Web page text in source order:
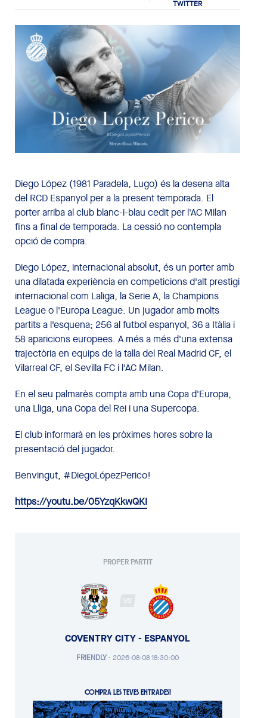
Diego López (1981 Paradela, Lugo) és la desena alta
del RCD Espanyol per a la present temporada. El
porter arriba al club blanc-i-blau cedit per l'AC Milan
fins a final de temporada. La cessió no contempla
opció de compra.
Diego López, internacional absolut, és un porter amb
una dilatada experiència en competicions d'alt prestigi
internacional com Laliga, la Serie A, la Champions
League o l'Europa League. Un jugador amb molts
partits a l'esquena; 256 al futbol espanyol, 36 a Itàlia i
58 aparicions europees. A més a més d'una extensa
trajectòria en equips de la talla del Real Madrid CF, el
Vilarreal CF, el Sevilla FC i l'AC Milan.
En el seu palmarès compta amb una Copa d'Europa,
una Lliga, una Copa del Rei i una Supercopa.
El club informarà en les pròximes hores sobre la
presentació del jugador.
Benvingut, #DiegoLópezPerico!
https://youtu.be/05YzqKkwQKI
PROPER PARTIT
VS
COVENTRY CITY - ESPANYOL
FRIENDLY· 2026-08-08 18:30:00
COMPRA LES TEVES ENTRADES!